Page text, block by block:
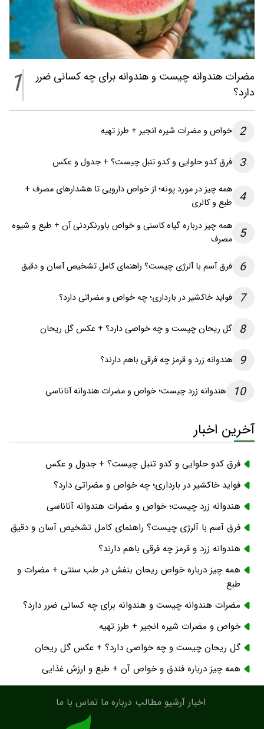
مضرات هندوانه چیست و هندوانه برای چه کسانی ضرر
دارد؟
1
2 خواص و مضرات شیره انجیر + طرز تهیه
3 فرق کدو حلوایی و کدو تنبل چیست؟ + جدول و عکس
4 همه چیز در مورد پونه؛ از خواص دارویی تا هشدارهای مصرف +
طبع و کالری
5
همه چیز درباره گیاه کاسنی و خواص باورنکردنی آن + طبع و شیوه
مصرف
6 فرق آسم با آلرژی چیست؟ راهنمای کامل تشخیص آسان و دقیق
7 فواید خاکشیر در بارداری؛ چه خواص و مضراتی دارد؟
8 گل ریحان چیست و چه خواصی دارد؟ + عکس گل ریحان
9 هندوانه زرد و قرمز چه فرقی باهم دارند؟
10 هندوانه زرد چیست؛ خواص و مضرات هندوانه آناناسی
آخرین اخبار
فرق کدو حلوایی و کدو تنبل چیست؟ + جدول و عکس
فواید خاکشیر در بارداری؛ چه خواص و مضراتی دارد؟
هندوانه زرد چیست؛ خواص و مضرات هندوانه آناناسی
فرق آسم با آلرژی چیست؟ راهنمای کامل تشخیص آسان و دقیق
هندوانه زرد و قرمز چه فرقی باهم دارند؟
همه چیز درباره خواص ریحان بنفش در طب سنتی + مضرات و
طبع
مضرات هندوانه چیست و هندوانه برای چه کسانی ضرر دارد؟
خواص و مضرات شیره انجیر + طرز تهیه
گل ریحان چیست و چه خواصی دارد؟ + عکس گل ریحان
همه چیز درباره فندق و خواص آن + طبع و ارزش غذایی
اخبار آرشیو مطالب درباره ما تماس با ما